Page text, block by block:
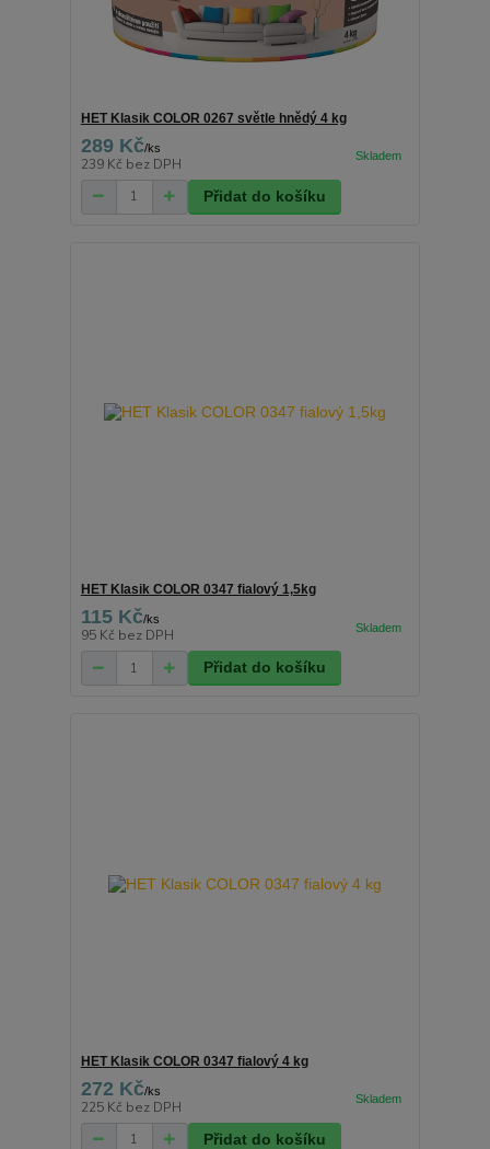
HET Klasik COLOR 0267 světle hnědý 4 kg
289 Kč/ks
239 Kč bez DPH
Přidat do košíku
HET Klasik COLOR 0347 fialový 1,5kg
115 Kč/ks
95 Kč bez DPH
Přidat do košíku
HET Klasik COLOR 0347 fialový 4 kg
272 Kč/ks
225 Kč bez DPH
Přidat do košíku